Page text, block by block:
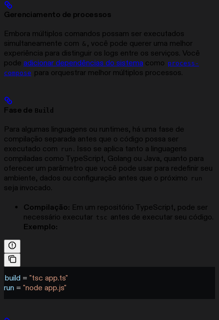
Gerenciamento de processos
Embora múltiplos comandos possam ser executados
simultaneamente com & , você pode querer uma melhor
experiência para distinguir os logs entre os serviços. Você
pode adicionar dependências do sistema como process-
compose para orquestrar melhor múltiplos processos.
Fase de Build
Para algumas linguagens ou runtimes, há uma fase de
compilação separada antes que o código possa ser
executado com
run . Isso se aplica tanto a linguagens
compiladas como TypeScript, Golang ou Java, quanto para
oferecer um parâmetro que você pode usar para redefinir seu
ambiente, dados ou configuração antes que o próximo
run
seja invocado.
Compilação: Em um repositório TypeScript, pode ser
necessário executar tsc antes de executar seu código.
Exemplo:
build = "tsc app.ts"
run = "node app.js"